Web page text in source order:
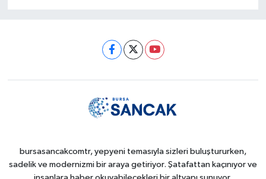
bursasancakcomtr, yepyeni temasıyla sizleri buluştururken,
sadelik ve modernizmi bir araya getiriyor. Şatafattan kaçınıyor ve